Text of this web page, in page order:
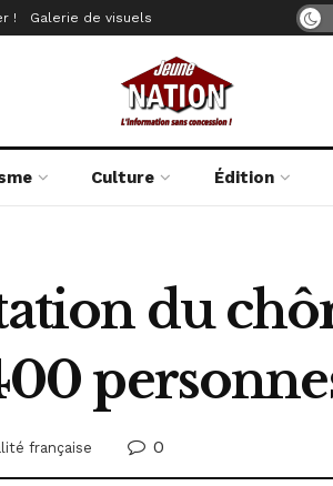
! Galerie de visuels
Culture Édition
du
française 0